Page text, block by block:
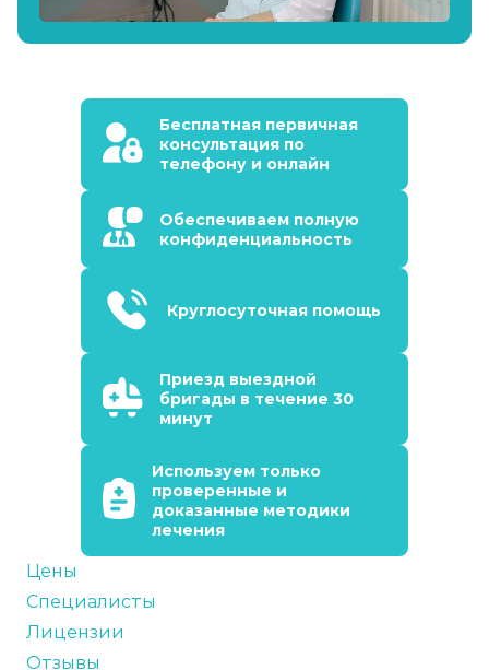
Бесплатная первичная
консультация по
телефону и онлайн
Обеспечиваем полную
конфиденциальность
Круглосуточная помощь
Приезд выездной
бригады в течение 30
минут
Используем только
проверенные и
доказанные методики
лечения
Цены
Специалисты
Лицензии
Отзывы